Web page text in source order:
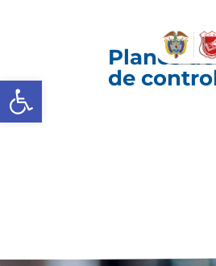
Abrir barra de herramientas
Planes
de